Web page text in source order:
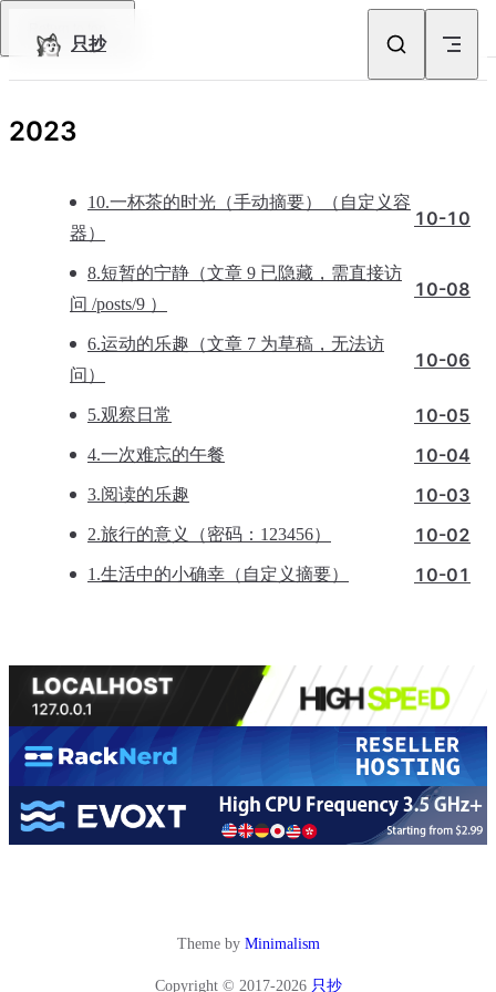
只抄
2023
10.一杯茶的时光（手动摘要）（自定义容
器）
10-10
8.短暂的宁静（文章 9 已隐藏，需直接访
问 /posts/9 ）
10-08
6.运动的乐趣（文章 7 为草稿，无法访
问）
10-06
5.观察日常 10-05
4.一次难忘的午餐 10-04
3.阅读的乐趣 10-03
2.旅行的意义（密码：123456） 10-02
1.生活中的小确幸（自定义摘要） 10-01
Theme by Minimalism
Copyright © 2017-2026 只抄